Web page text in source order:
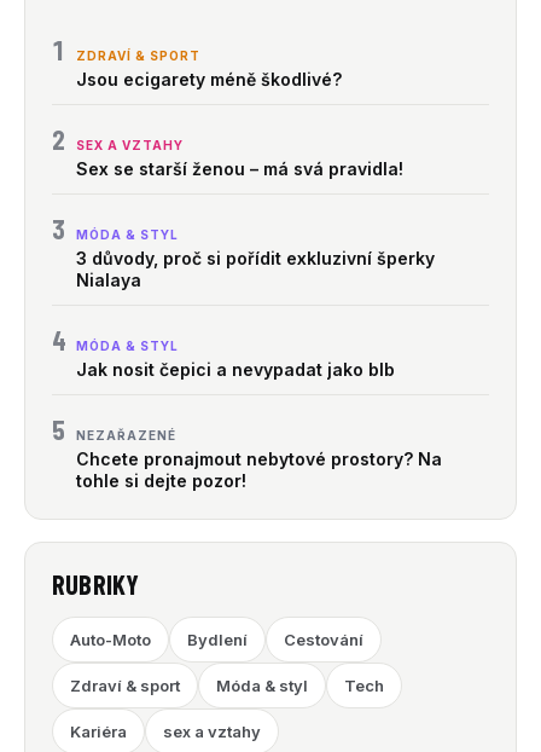
1 ZDRAVÍ & SPORT
Jsou ecigarety méně škodlivé?
2 SEX A VZTAHY
Sex se starší ženou – má svá pravidla!
3 MÓDA & STYL
3 důvody, proč si pořídit exkluzivní šperky
Nialaya
4 MÓDA & STYL
Jak nosit čepici a nevypadat jako blb
5 NEZAŘAZENÉ
Chcete pronajmout nebytové prostory? Na
tohle si dejte pozor!
RUBRIKY
Auto-Moto Bydlení Cestování
Zdraví & sport Móda & styl Tech
Kariéra sex a vztahy